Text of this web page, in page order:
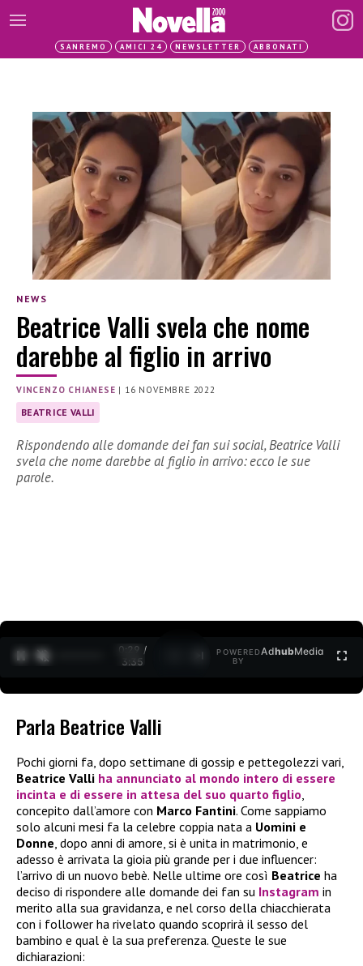
SANREMO AMICI 24 NEWSLETTER ABBONATI
NEWS
Beatrice Valli svela che nome
darebbe al figlio in arrivo
VINCENZO CHIANESE | 16 NOVEMBRE 2022
BEATRICE VALLI
Rispondendo alle domande dei fan sui social, Beatrice Valli
svela che nome darebbe al figlio in arrivo: ecco le sue
parole.
0:30 /
3:35
POWERED
BY
AdhubMedia
Parla Beatrice Valli
Pochi giorni fa, dopo settimane di gossip e pettegolezzi vari,
Beatrice Valli ha annunciato al mondo intero di essere
incinta e di essere in attesa del suo quarto figlio,
concepito dall’amore con Marco Fantini. Come sappiamo
solo alcuni mesi fa la celebre coppia nata a Uomini e
Donne, dopo anni di amore, si è unita in matrimonio, e
adesso è arrivata la gioia più grande per i due influencer:
l’arrivo di un nuovo bebè. Nelle ultime ore così Beatrice ha
deciso di rispondere alle domande dei fan su Instagram in
merito alla sua gravidanza, e nel corso della chiacchierata
con i follower ha rivelato quando scoprirà il sesso del
bambino e qual è la sua preferenza. Queste le sue
dichiarazioni: